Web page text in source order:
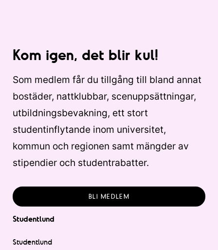
Kom igen, det blir kul!
Som medlem får du tillgång till bland annat
bostäder, nattklubbar, scenuppsättningar,
utbildningsbevakning, ett stort
studentinflytande inom universitet,
kommun och regionen samt mängder av
stipendier och studentrabatter.
BLI MEDLEM
Studentlund
Studentlund